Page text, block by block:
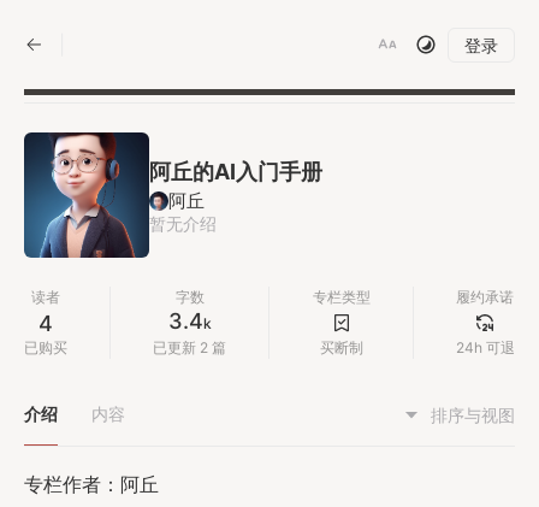
登录
阿丘的AI入门手册
阿丘
暂无介绍
读者
4
已购买
字数
3.4k
已更新 2 篇
专栏类型
买断制
履约承诺
24h 可退
介绍 内容 排序与视图
专栏作者：阿丘